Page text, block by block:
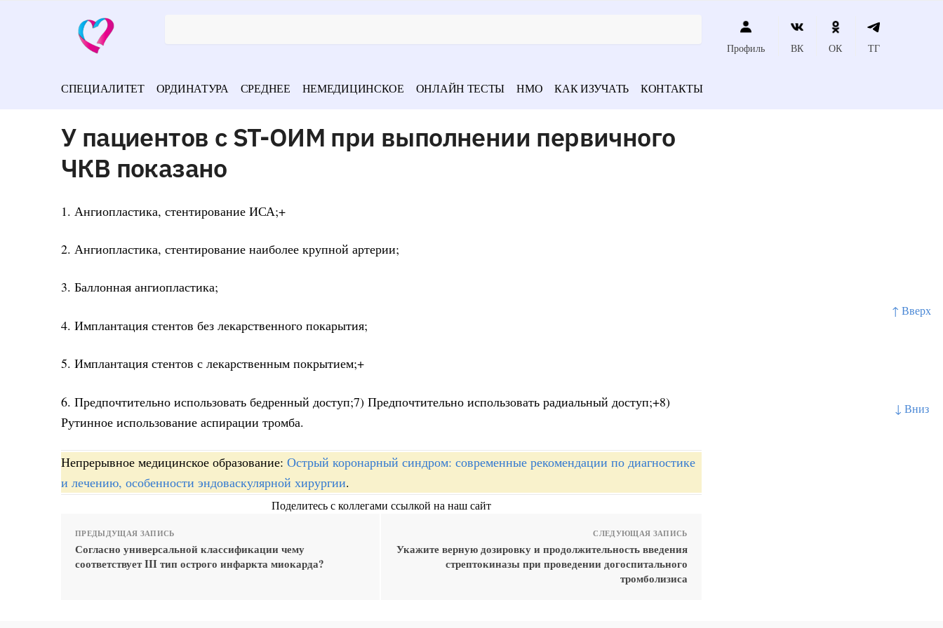
↑ Вверх
↓ Вниз
Профиль ВК ОК ТГ
СПЕЦИАЛИТЕТ ОРДИНАТУРА СРЕДНЕЕ НЕМЕДИЦИНСКОЕ ОНЛАЙН ТЕСТЫ НМО КАК ИЗУЧАТЬ КОНТАКТЫ
У пациентов с ST-ОИМ при выполнении первичного
ЧКВ показано
1. Ангиопластика, стентирование ИСА;+
2. Ангиопластика, стентирование наиболее крупной артерии;
3. Баллонная ангиопластика;
4. Имплантация стентов без лекарственного покарытия;
5. Имплантация стентов с лекарственным покрытием;+
6. Предпочтительно использовать бедренный доступ;7) Предпочтительно использовать радиальный доступ;+8)
Рутинное использование аспирации тромба.
Непрерывное медицинское образование: Острый коронарный синдром: современные рекомендации по диагностике
и лечению, особенности эндоваскулярной хирургии.
Поделитесь с коллегами ссылкой на наш сайт
ПРЕДЫДУЩАЯ ЗАПИСЬ
Согласно универсальной классификации чему
соответствует III тип острого инфаркта миокарда?
СЛЕДУЮЩАЯ ЗАПИСЬ
Укажите верную дозировку и продолжительность введения
стрептокиназы при проведении догоспитального
тромболизиса